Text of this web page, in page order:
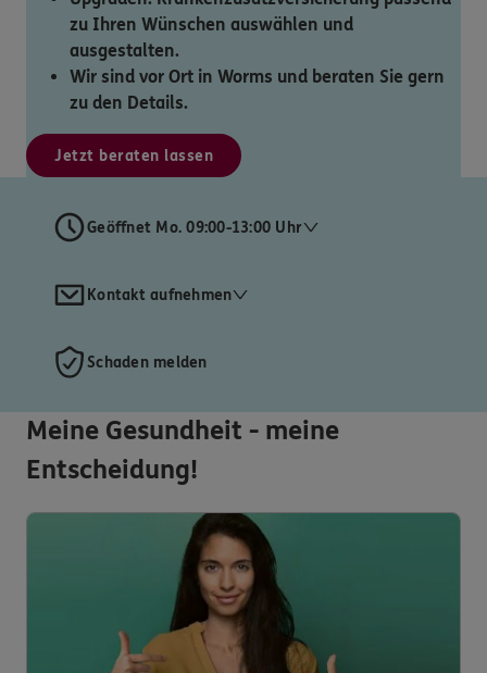
zu Ihren Wünschen auswählen und
ausgestalten.
Wir sind vor Ort in Worms und beraten Sie gern
zu den Details.
Jetzt beraten lassen
Geöffnet Mo. 09:00-13:00 Uhr
Kontakt aufnehmen
Schaden melden
Meine Gesundheit - meine
Entscheidung!